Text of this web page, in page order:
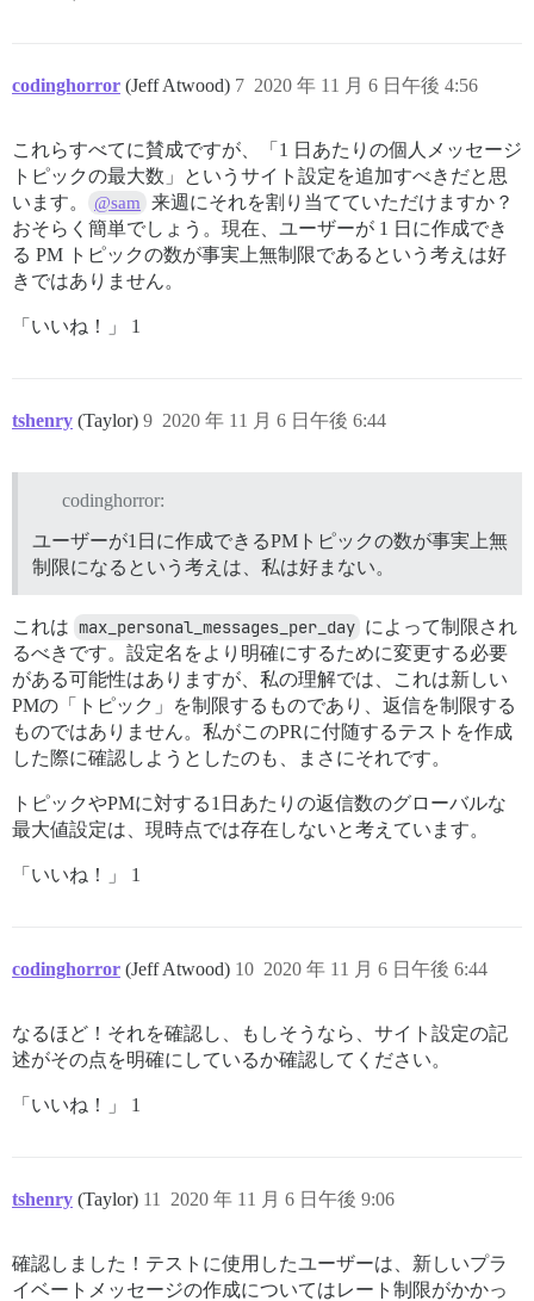
codinghorror (Jeff Atwood) 2020 年 11 月 6 日午後 4:56
7
これらすべてに賛成ですが、「1 日あたりの個人メッセージ
トピックの最大数」というサイト設定を追加すべきだと思
います。
@sam
来週にそれを割り当てていただけますか？
おそらく簡単でしょう。現在、ユーザーが 1 日に作成でき
る PM トピックの数が事実上無制限であるという考えは好
きではありません。
「いいね！」 1
tshenry (Taylor) 2020 年 11 月 6 日午後 6:44
9
codinghorror:
ユーザーが1日に作成できるPMトピックの数が事実上無
制限になるという考えは、私は好まない。
これは max_personal_messages_per_day によって制限され
るべきです。設定名をより明確にするために変更する必要
がある可能性はありますが、私の理解では、これは新しい
PMの「トピック」を制限するものであり、返信を制限する
ものではありません。私がこのPRに付随するテストを作成
した際に確認しようとしたのも、まさにそれです。
トピックやPMに対する1日あたりの返信数のグローバルな
最大値設定は、現時点では存在しないと考えています。
「いいね！」 1
codinghorror (Jeff Atwood) 2020 年 11 月 6 日午後 6:44
10
なるほど！それを確認し、もしそうなら、サイト設定の記
述がその点を明確にしているか確認してください。
「いいね！」 1
tshenry (Taylor) 2020 年 11 月 6 日午後 9:06
11
確認しました！テストに使用したユーザーは、新しいプラ
イベートメッセージの作成についてはレート制限がかかっ